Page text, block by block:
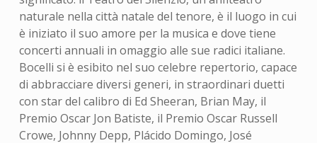
naturale nella città natale del tenore, è il luogo in cui
è iniziato il suo amore per la musica e dove tiene
concerti annuali in omaggio alle sue radici italiane.
Bocelli si è esibito nel suo celebre repertorio, capace
di abbracciare diversi generi, in straordinari duetti
con star del calibro di Ed Sheeran, Brian May, il
Premio Oscar Jon Batiste, il Premio Oscar Russell
Crowe, Johnny Depp, Plácido Domingo, José